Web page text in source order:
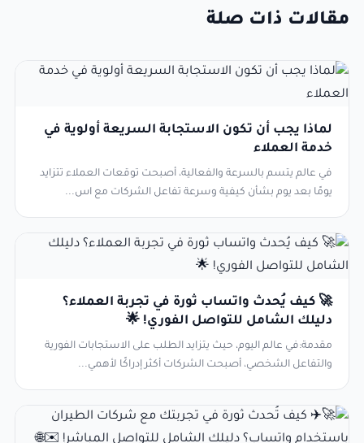
مقالات ذات صلة
لماذا يجب أن تكون الاستجابة السريعة أولوية في
خدمة العملاء
في عالم يتسم بالسرعة والفعالية، أصبحت توقعات العملاء تتزايد
يومًا بعد يوم بشأن كيفية وسرعة تفاعل الشركات مع اس...
🚀 كيف يُحدث واتساب ثورة في تجربة العملاء؟
دليلك الشامل للتواصل الفوري! 🌟
مقدمة:في عالم اليوم، حيث يتزايد الطلب على الاستجابات الفورية
والتفاعل الشخصي، أصبحت الشركات أكثر إدراكًا لأهمي...